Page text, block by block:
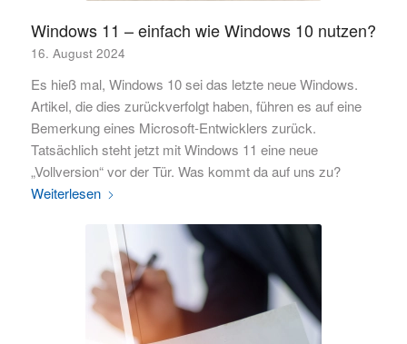
Windows 11 – einfach wie Windows 10 nutzen?
16. August 2024
Es hieß mal, Windows 10 sei das letzte neue Windows.
Artikel, die dies zurückverfolgt haben, führen es auf eine
Bemerkung eines Microsoft-Entwicklers zurück.
Tatsächlich steht jetzt mit Windows 11 eine neue
„Vollversion“ vor der Tür. Was kommt da auf uns zu?
Weiterlesen